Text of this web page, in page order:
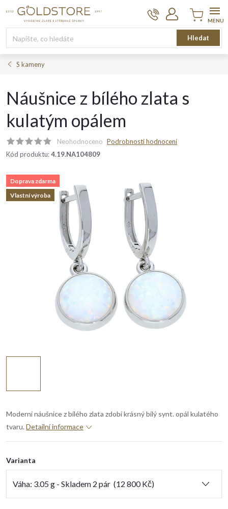
Hledat
Nákupní
košík
S kameny
Náušnice z bílého zlata s
kulatým opálem
Neohodnoceno Podrobnosti hodnocení
Kód produktu:4.19.NA104809
Doprava zdarma
Vlastní výroba
Moderní náušnice z bílého zlata zdobí krásný bílý synt. opál kulatého
tvaru. Detailní informace
Varianta